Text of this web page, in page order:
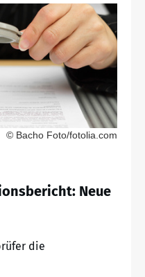
© Bacho Foto/fotolia.com
Neue
die